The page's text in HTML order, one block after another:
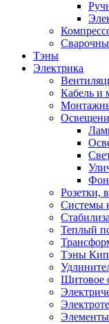
Тэны
Электрика
Кабель и
Розетки,
Системы
Теплый
Тэны
Щитовое